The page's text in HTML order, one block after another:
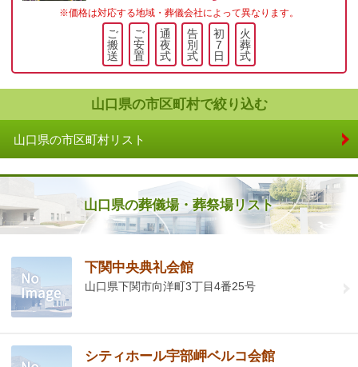
※価格は対応する地域・葬儀会社によって異なります。
ご
搬
送
ご
安
置
通
夜
式
告
別
式
初
7
日
火
葬
式
山口県の市区町村で絞り込む
山口県の市区町村リスト
山口県の葬儀場・葬祭場リスト
下関中央典礼会館
山口県下関市向洋町3丁目4番25号
シティホール宇部岬ベルコ会館